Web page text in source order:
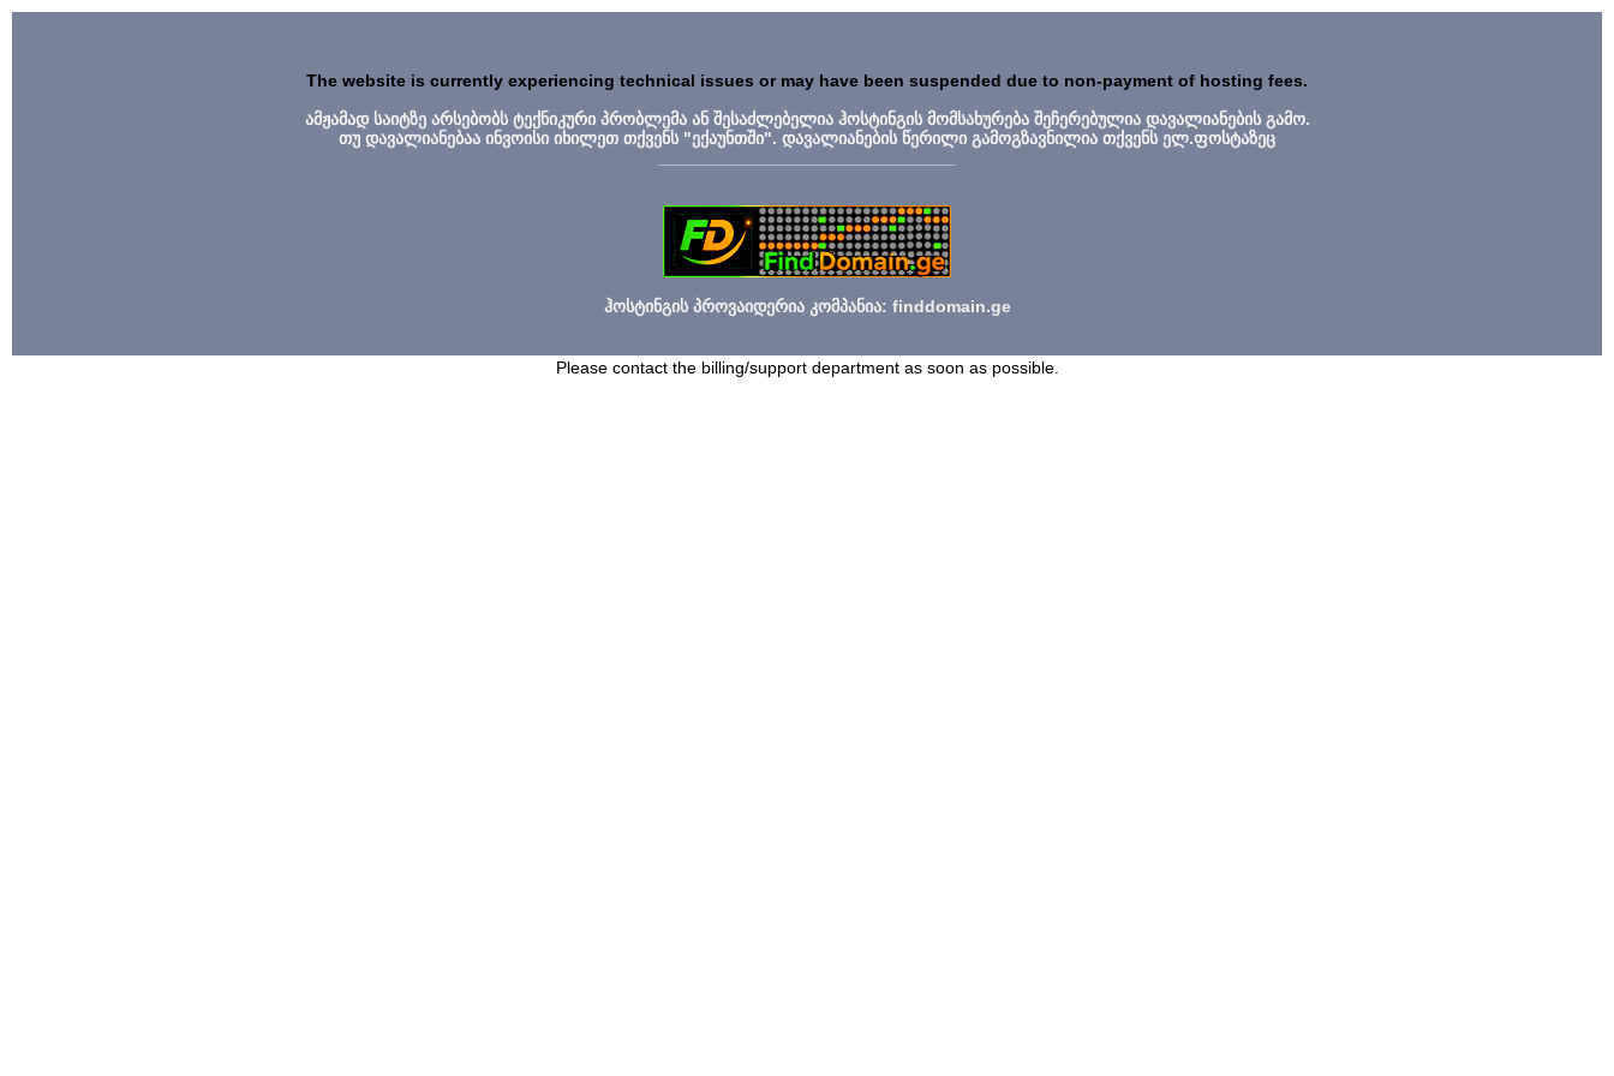
The website is currently experiencing technical issues or may have been suspended due to non-payment of hosting fees.
ამჟამად საიტზე არსებობს ტექნიკური პრობლემა ან შესაძლებელია ჰოსტინგის მომსახურება შეჩერებულია დავალიანების გამო.
თუ დავალიანებაა ინვოისი იხილეთ თქვენს "ექაუნთში". დავალიანების წერილი გამოგზავნილია თქვენს ელ.ფოსტაზეც
ჰოსტინგის პროვაიდერია კომპანია: finddomain.ge
Please contact the billing/support department as soon as possible.